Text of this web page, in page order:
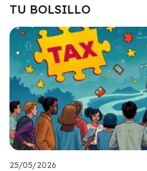
TU BOLSILLO
25/05/2026